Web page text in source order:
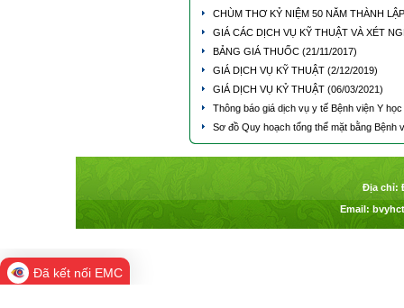
CHÙM THƠ KỶ NIỆM 50 NĂM THÀNH
GIÁ CÁC DỊCH VỤ KỸ THUẬT VÀ XÉT
BẢNG GIÁ THUỐC (21/11/2017)
GIÁ DỊCH VỤ KỸ THUẬT (2/12/2019)
GIÁ DỊCH VỤ KỶ THUẬT (06/03/2021)
Thông báo giá dịch vụ y tế Bệnh viện Y
Sơ đồ Quy hoạch tổng thể mặt bằng Bệnh
Địa chỉ:
Email:
Đã kết nối EMC